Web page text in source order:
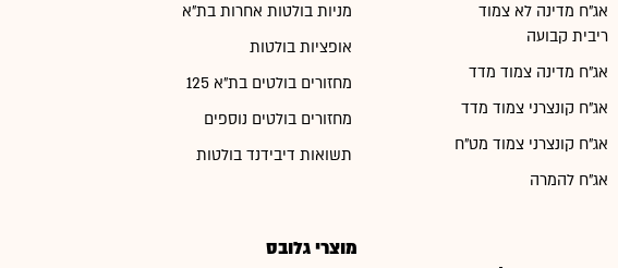
אג"ח מדינה לא צמוד
ריבית קבועה
אג"ח מדינה צמוד מדד
אג"ח קונצרני צמוד מדד
אג"ח קונצרני צמוד מט"ח
אג"ח להמרה
מניות בולטות אחרות בת"א
אופציות בולטות
מחזורים בולטים בת"א 125
מחזורים בולטים נוספים
תשואות דיבידנד בולטות
מוצרי גלובס